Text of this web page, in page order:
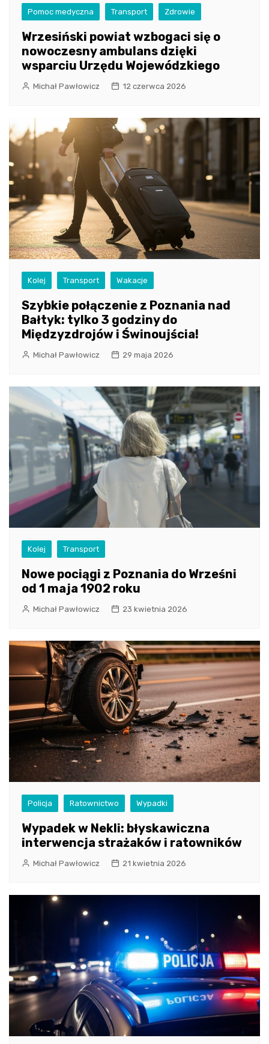
Pomoc medyczna Transport Zdrowie
Wrzesiński powiat wzbogaci się o
nowoczesny ambulans dzięki
wsparciu Urzędu Wojewódzkiego
Michał Pawłowicz 12 czerwca 2026
Kolej Transport Wakacje
Szybkie połączenie z Poznania nad
Bałtyk: tylko 3 godziny do
Międzyzdrojów i Świnoujścia!
Michał Pawłowicz 29 maja 2026
Kolej Transport
Nowe pociągi z Poznania do Wrześni
od 1 maja 1902 roku
Michał Pawłowicz 23 kwietnia 2026
Policja Ratownictwo Wypadki
Wypadek w Nekli: błyskawiczna
interwencja strażaków i ratowników
Michał Pawłowicz 21 kwietnia 2026